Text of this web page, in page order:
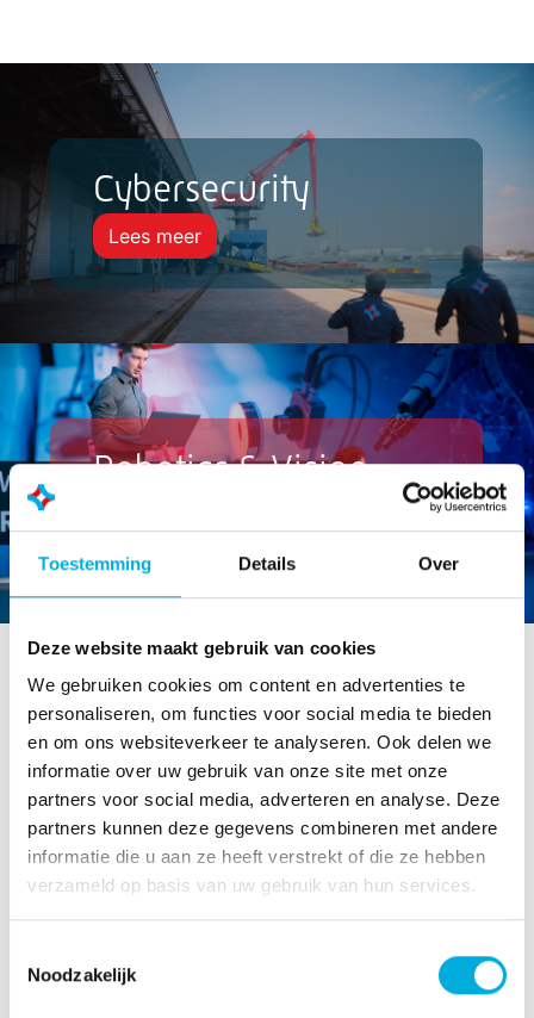
Toestemming Details Over
Deze website maakt gebruik van cookies
We gebruiken cookies om content en advertenties te
personaliseren, om functies voor social media te bieden
en om ons websiteverkeer te analyseren. Ook delen we
informatie over uw gebruik van onze site met onze
partners voor social media, adverteren en analyse. Deze
partners kunnen deze gegevens combineren met andere
informatie die u aan ze heeft verstrekt of die ze hebben
verzameld op basis van uw gebruik van hun services.
Noodzakelijk
Cybersecurity
Lees meer
Robotics & Vision
Duurzaam, innovatief en
toekomstbestendig
Als systeemintegrator leveren we klant specifieke
oplossingen op maat. Wij hebben kennis van
productieprocessen, algoritmes, besturingen en IT &
Operational Technology, en helpen met het ontwerpen
en implementeren van onze oplossingen voor